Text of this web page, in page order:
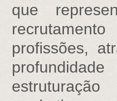
que
profissões,